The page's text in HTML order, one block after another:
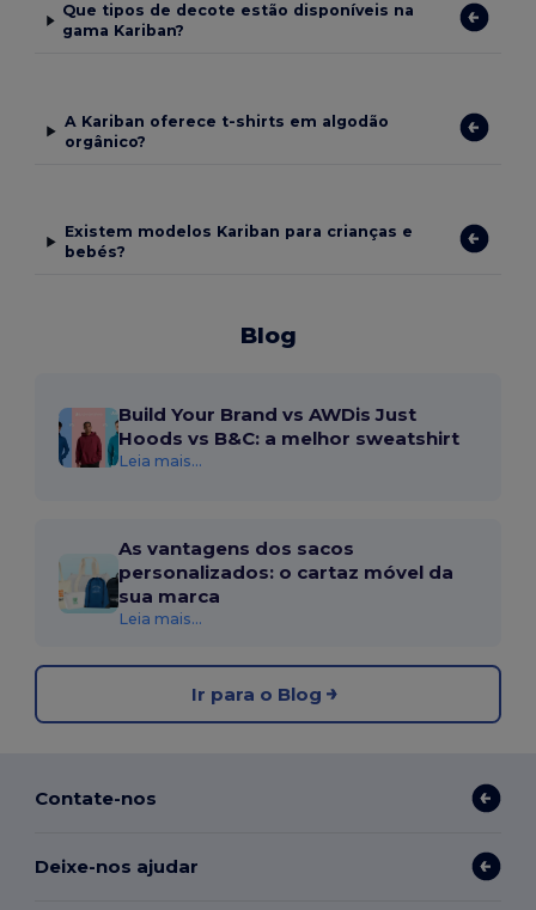
Que tipos de decote estão disponíveis na
gama Kariban?
A Kariban oferece t-shirts em algodão
orgânico?
Existem modelos Kariban para crianças e
bebés?
Blog
Build Your Brand vs AWDis Just
Hoods vs B&C: a melhor sweatshirt
Leia mais...
As vantagens dos sacos
personalizados: o cartaz móvel da
sua marca
Leia mais...
Ir para o Blog
Contate-nos
Deixe-nos ajudar